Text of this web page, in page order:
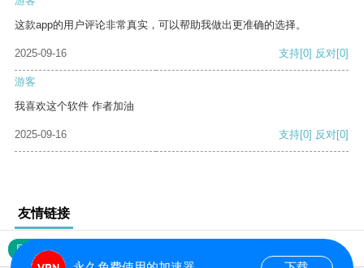
这款app的用户评论非常真实，可以帮助我做出更准确的选择。
2025-09-16 支持[0] 反对[0]
游客
我喜欢这个软件 作者加油
2025-09-16 支持[0] 反对[0]
友情链接
网站地图